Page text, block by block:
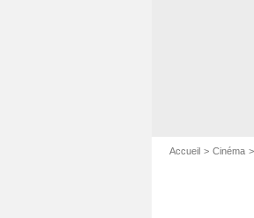
Accueil Cinéma